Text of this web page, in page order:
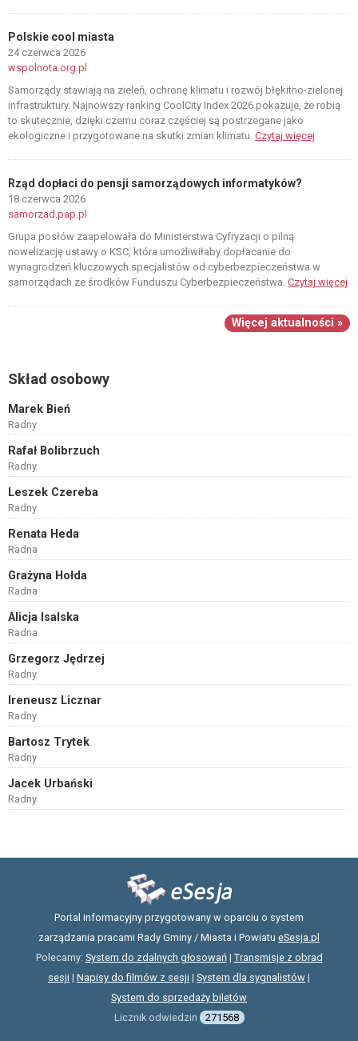
Polskie cool miasta
24 czerwca 2026
wspolnota.org.pl
Samorządy stawiają na zieleń, ochronę klimatu i rozwój błękitno-zielonej
infrastruktury. Najnowszy ranking CoolCity Index 2026 pokazuje, że robią
to skutecznie, dzięki czemu coraz częściej są postrzegane jako
ekologiczne i przygotowane na skutki zmian klimatu. Czytaj więcej
Rząd dopłaci do pensji samorządowych informatyków?
18 czerwca 2026
samorzad.pap.pl
Grupa posłów zaapelowała do Ministerstwa Cyfryzacji o pilną
nowelizację ustawy o KSC, która umożliwiłaby dopłacanie do
wynagrodzeń kluczowych specjalistów od cyberbezpieczeństwa w
samorządach ze środków Funduszu Cyberbezpieczeństwa. Czytaj więcej
Więcej aktualności »
Skład osobowy
Marek Bień
Radny
Rafał Bolibrzuch
Radny
Leszek Czereba
Radny
Renata Heda
Radna
Grażyna Hołda
Radna
Alicja Isalska
Radna
Grzegorz Jędrzej
Radny
Ireneusz Licznar
Radny
Bartosz Trytek
Radny
Jacek Urbański
Radny
Portal informacyjny przygotowany w oparciu o system
zarządzania pracami Rady Gminy / Miasta i Powiatu eSesja.pl
Polecamy: System do zdalnych głosowań| Transmisje z obrad
sesji | Napisy do filmów z sesji | System dla sygnalistów |
System do sprzedaży biletów
Licznik odwiedzin
271568